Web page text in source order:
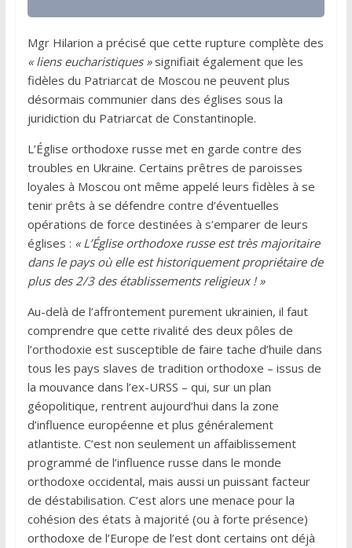
Mgr Hilarion a précisé que cette rupture complète des
« liens eucharistiques »signifiait également que les
fidèles du Patriarcat de Moscou ne peuvent plus
désormais communier dans des églises sous la
juridiction du Patriarcat de Constantinople.
L’Église orthodoxe russe met en garde contre des
troubles en Ukraine. Certains prêtres de paroisses
loyales à Moscou ont même appelé leurs fidèles à se
tenir prêts à se défendre contre d’éventuelles
opérations de force destinées à s’emparer de leurs
églises : « L’Église orthodoxe russe est très majoritaire
dans le pays où elle est historiquement propriétaire de
plus des 2/3 des établissements religieux ! »
Au-delà de l’affrontement purement ukrainien, il faut
comprendre que cette rivalité des deux pôles de
l’orthodoxie est susceptible de faire tache d’huile dans
tous les pays slaves de tradition orthodoxe – issus de
la mouvance dans l’ex-URSS – qui, sur un plan
géopolitique, rentrent aujourd’hui dans la zone
d’influence européenne et plus généralement
atlantiste. C’est non seulement un affaiblissement
programmé de l’influence russe dans le monde
orthodoxe occidental, mais aussi un puissant facteur
de déstabilisation. C’est alors une menace pour la
cohésion des états à majorité (ou à forte présence)
orthodoxe de l’Europe de l’est dont certains ont déjà